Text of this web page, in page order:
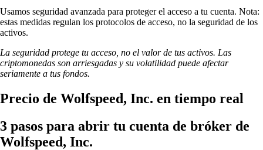
Usamos seguridad avanzada para proteger el acceso a tu cuenta. Nota:
estas medidas regulan los protocolos de acceso, no la seguridad de los
activos.
La seguridad protege tu acceso, no el valor de tus activos. Las
criptomonedas son arriesgadas y su volatilidad puede afectar
seriamente a tus fondos.
Precio de Wolfspeed, Inc. en tiempo real
3 pasos para abrir tu cuenta de bróker de
Wolfspeed, Inc.